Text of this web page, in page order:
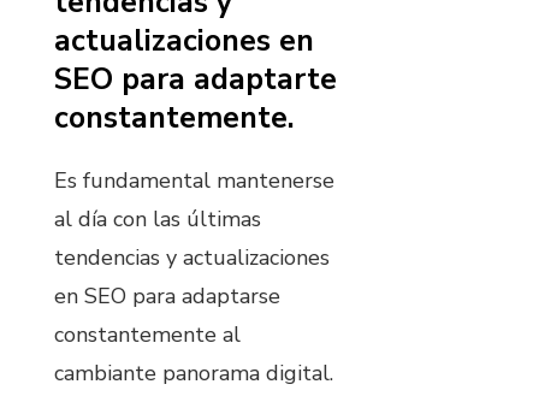
actualizaciones en
SEO para adaptarte
constantemente.
Es fundamental mantenerse
al día con las últimas
tendencias y actualizaciones
en SEO para adaptarse
constantemente al
cambiante panorama digital.